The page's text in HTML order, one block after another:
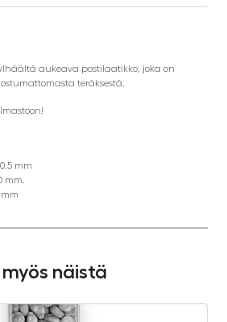
aukeava postilaatikko, joka on
teräksestä.
mm
mm.
mm
näistä